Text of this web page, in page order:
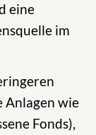
eine
im
Anlagen wie
Fonds),